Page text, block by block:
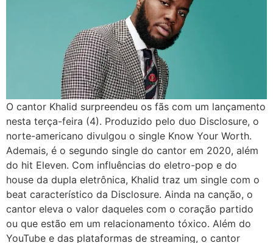
O cantor Khalid surpreendeu os fãs com um lançamento
nesta terça-feira (4). Produzido pelo duo Disclosure, o
norte-americano divulgou o single Know Your Worth.
Ademais, é o segundo single do cantor em 2020, além
do hit Eleven. Com influências do eletro-pop e do
house da dupla eletrônica, Khalid traz um single com o
beat característico da Disclosure. Ainda na canção, o
cantor eleva o valor daqueles com o coração partido
ou que estão em um relacionamento tóxico. Além do
YouTube e das plataformas de streaming, o cantor